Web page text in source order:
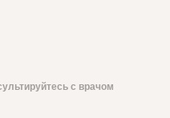
с врачом